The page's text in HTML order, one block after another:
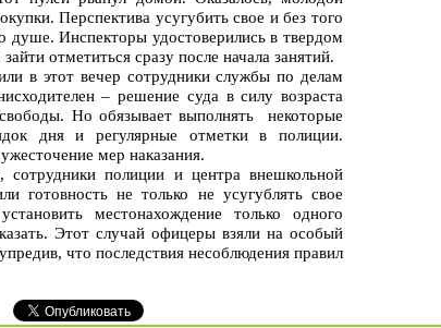
Перспектива усугубить свое и без того
Инспекторы удостоверились в твердом
отметиться сразу после начала занятий.
в этот вечер сотрудники службы по делам
– решение суда в силу возраста
Но обязывает выполнять некоторые
дня и регулярные отметки в полиции.
мер наказания.
сотрудники полиции и центра внешкольной
готовность не только не усугублять свое
местонахождение только одного
Этот случай офицеры взяли на особый
что последствия несоблюдения правил